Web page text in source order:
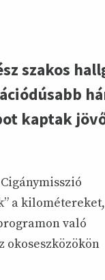
szakos
kaptak
a kilométereket,
való
okoseszközökön